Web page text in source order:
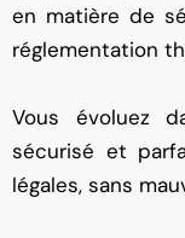
en matière de
réglementation
Vous évoluez
sécurisé et
légales, sans